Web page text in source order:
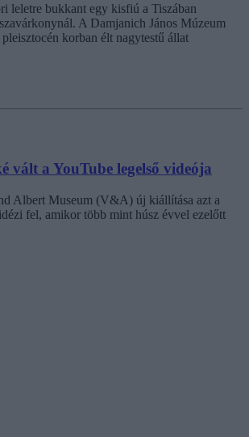
leletre bukkant egy kisfiú a Tiszában
A Damjanich János Múzeum
korban élt nagytestű állat
vált a YouTube legelső videója
Albert Museum (V&A) új kiállítása azt a
fel, amikor több mint húsz évvel ezelőtt